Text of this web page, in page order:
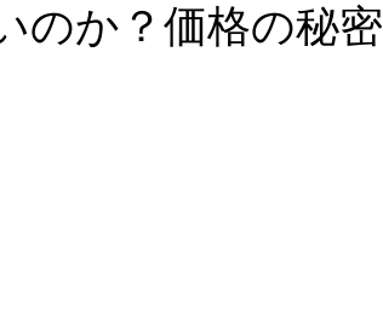
のか？価格の秘密